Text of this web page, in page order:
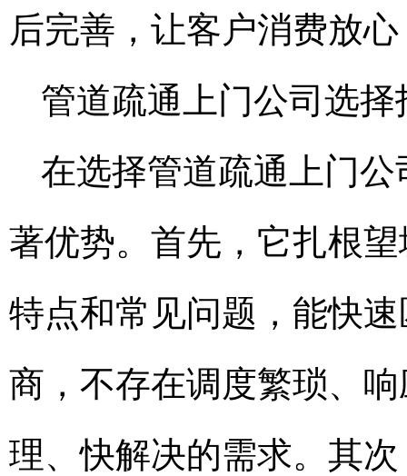
后完善，让客户消费放
管道疏通上门公司选择
在选择管道疏通上门
著优势。首先，它扎根
特点和常见问题，能快
商，不存在调度繁琐、
理、快解决的需求。其